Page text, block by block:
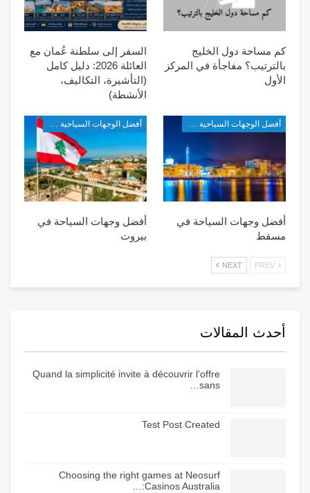
كم مساحة دول الخليج
بالترتيب؟ مفاجأة في المركز
الأول
السفر إلى سلطنة عُمان مع
العائلة 2026: دليل كامل
(التأشيرة، التكاليف،
الأنشطة)
أفضل الوجهات السياحية في غرب آسيا
أفضل وجهات السياحة في
مسقط
أفضل الوجهات السياحية في غرب آسيا
أفضل وجهات السياحة في
بيروت
NEXT
أحدث المقالات
Quand la simplicité invite à découvrir l’offre
sans…
Test Post Created
Choosing the right games at Neosurf
Casinos Australia:…